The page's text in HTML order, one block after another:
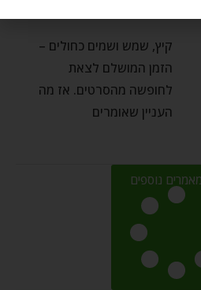
קיץ, שמש ושמים כחולים –
הזמן המושלם לצאת
לחופשה מהסרטים. אז מה
העניין שאומרים
נוספים